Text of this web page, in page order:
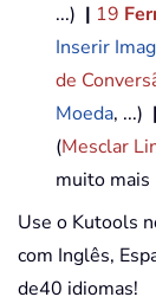
...) | 19
Inserir
de
Moeda, ...) |
(Mesclar
muito mais
Use o Kutools
com Inglês,
de40 idiomas!